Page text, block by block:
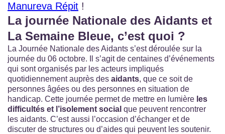
Manureva Répit !
La journée Nationale des Aidants et
La Semaine Bleue, c’est quoi ?
La Journée Nationale des Aidants s’est déroulée sur la
journée du 06 octobre. Il s’agit de centaines d’événements
qui sont organisés par les acteurs impliqués
quotidiennement auprès des aidants, que ce soit de
personnes âgées ou des personnes en situation de
handicap. Cette journée permet de mettre en lumière les
difficultés et l’isolement social que peuvent rencontrer
les aidants. C’est aussi l’occasion d’échanger et de
discuter de structures ou d’aides qui peuvent les soutenir.